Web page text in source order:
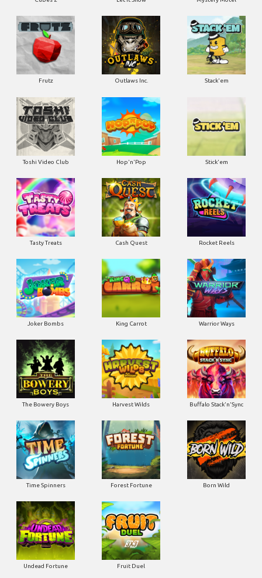
Frutz Outlaws Inc. Stack'em
Toshi Video Club Hop'n'Pop Stick'em
Tasty Treats Cash Quest Rocket Reels
Joker Bombs King Carrot Warrior Ways
The Bowery Boys Harvest Wilds Buffalo Stack'n'Sync
Time Spinners Forest Fortune Born Wild
Undead Fortune Fruit Duel